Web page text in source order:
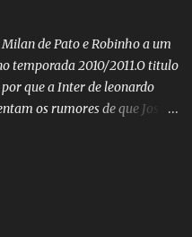
de Pato e Robinho a um
temporada 2010/2011.O titulo
que a Inter de leonardo
os rumores de que Jos
;